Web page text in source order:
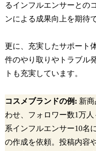
るインフルエンサーとの
ンによる成果向上を期待
更に、充実したサポート
件のやり取りやトラブル
トも充実しています。
コスメブランドの例: 新
わせ、フォロワー数1万
系インフルエンサー10名
の作成を依頼。投稿内容